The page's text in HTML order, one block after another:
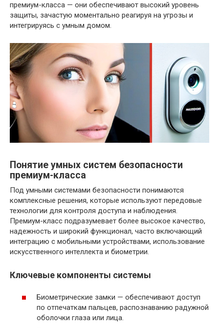
премиум-класса — они обеспечивают высокий уровень
защиты, зачастую моментально реагируя на угрозы и
интегрируясь с умным домом.
Понятие умных систем безопасности
премиум-класса
Под умными системами безопасности понимаются
комплексные решения, которые используют передовые
технологии для контроля доступа и наблюдения.
Премиум-класс подразумевает более высокое качество,
надежность и широкий функционал, часто включающий
интеграцию с мобильными устройствами, использование
искусственного интеллекта и биометрии.
Ключевые компоненты системы
Биометрические замки — обеспечивают доступ
по отпечаткам пальцев, распознаванию радужной
оболочки глаза или лица.